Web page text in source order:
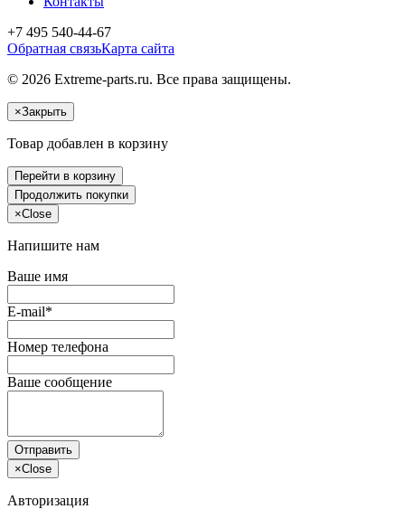
+7 495 540-44-67
Обратная связьКарта сайта
© 2026 Extreme-parts.ru. Все права защищены.
×Закрыть
Товар добавлен в корзину
Перейти в корзину
Продолжить покупки
×Close
Напишите нам
Ваше имя
E-mail*
Номер телефона
Ваше сообщение
Отправить
×Close
Авторизация